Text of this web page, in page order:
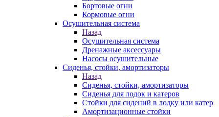
Бортовые огни
Кормовые огни
Осушительная система
Назад
Осушительная система
Дренажные аксессуары
Насосы осушительные
Сиденья, стойки, амортизаторы
Назад
Сиденья, стойки, амортизаторы
Сиденья для лодок и катеров
Стойки для сидений в лодку или катер
Амортизационные стойки